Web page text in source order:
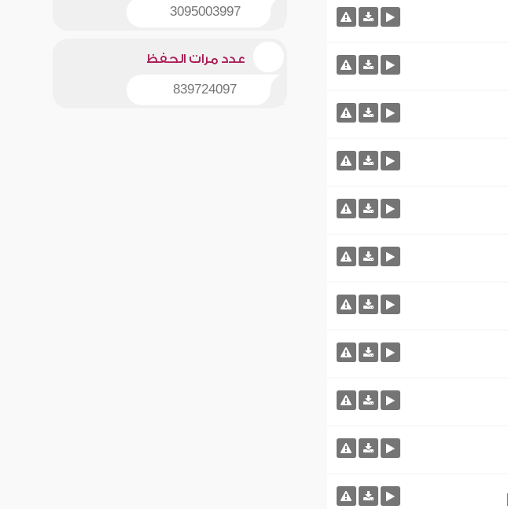
3095003997
عدد مرات الحفظ
839724097